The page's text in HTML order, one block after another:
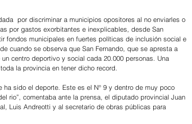
por discriminar a municipios opositores al no enviarles o
por gastos exorbitantes e inexplicables, desde San
fondos municipales en fuertes políticas de inclusión social e
cuando se observa que San Fernando, que se apresta a
centro deportivo y social cada 20.000 personas. Una
la provincia en tener dicho record.
ha sido el deporte. Este es el N° 9 y dentro de muy poco
rio”, comentaba ante la prensa, el diputado provincial Juan
Luis Andreotti y al secretario de obras públicas para